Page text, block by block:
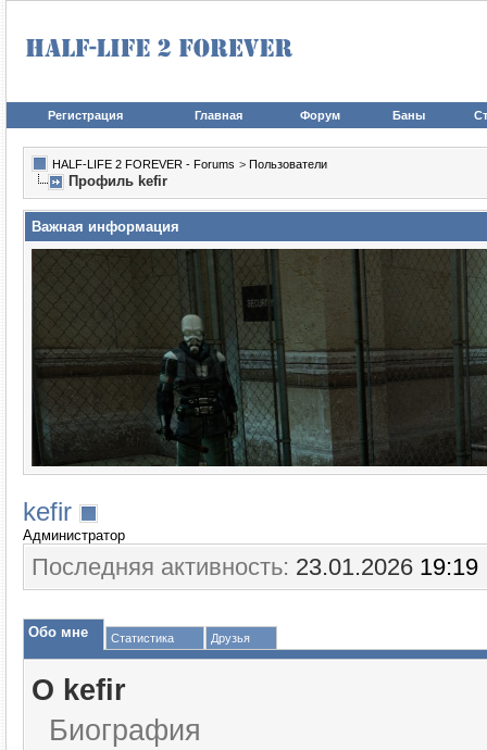
Регистрация Главная Форум Баны
HALF-LIFE 2 FOREVER - Forums > Пользователи
Профиль kefir
Важная информация
kefir
Администратор
Последняя активность: 23.01.2026 19:19
Обо мне Статистика Друзья
О kefir
Биография